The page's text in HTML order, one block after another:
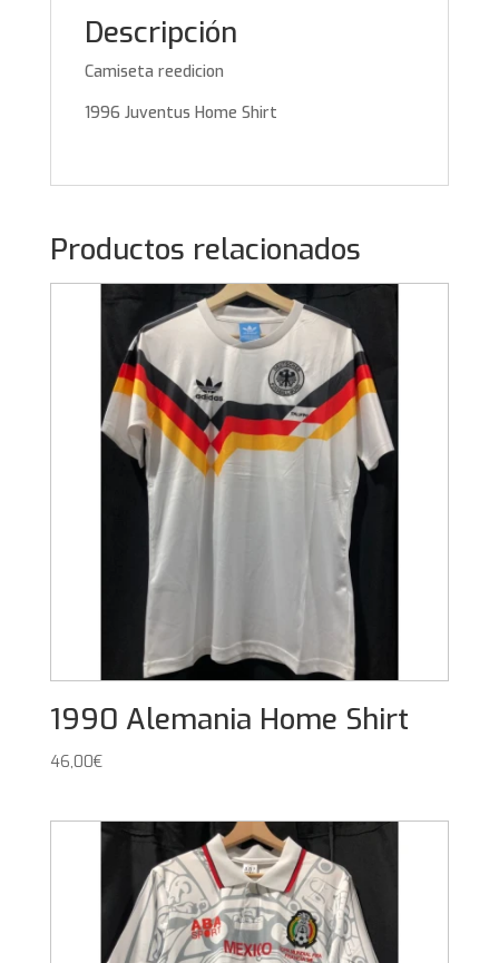
Descripción
Camiseta reedicion
1996 Juventus Home Shirt
Productos relacionados
1990 Alemania Home Shirt
46,00€